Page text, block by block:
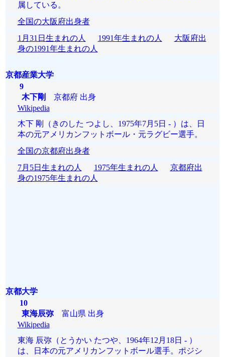
属している。
全国の大阪府出身者
1月31日生まれの人
1991年生まれの人
大阪府出
身の1991年生まれの人
京都産業大学
9
木下剛 京都府 出身
Wikipedia
木下 剛（きのした つよし、1975年7月5日 - ）は、日
本の元アメリカンフットボール・元ラグビー選手。
全国の京都府出身者
7月5日生まれの人
1975年生まれの人
京都府出
身の1975年生まれの人
京都大学
10
東海辰弥富山県 出身
Wikipedia
東海 辰弥（とうかい たつや、1964年12月18日 - ）
は、日本の元アメリカンフットボール選手。ポジシ